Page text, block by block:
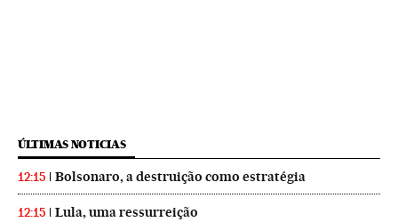
ÚLTIMAS NOTICIAS
12:15 Bolsonaro, a destruição como estratégia
12:15 Lula, uma ressurreição